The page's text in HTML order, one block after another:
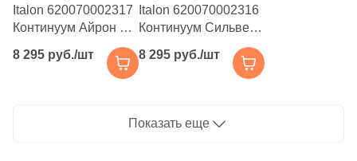
Italon 620070002317
Континуум Айрон 60
правая / Continuum
Iron Scal.60 Ang.Dx
8 295 руб./шт
Italon 620070002316
Континуум Сильвер
Continuum Silver
8 295 руб./шт
Показать еще